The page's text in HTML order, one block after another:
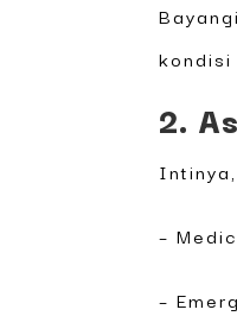
2.
–
–